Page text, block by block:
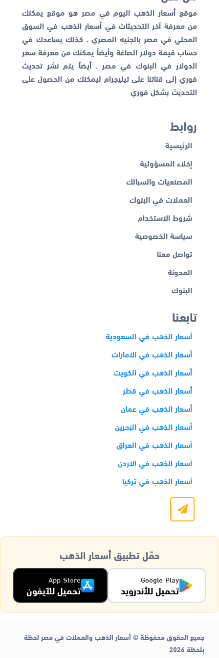
موقع أسعار الذهب اليوم في مصر هو موقع يمكنك
من معرفة آخر التحديثات في أسعار الذهب في السوق
المحلي في مصر بالجنيه المصري . كذلك يساعدك في
حساب قيمة دولار الصاغة وأيضاً يمكنك من معرفة سعر
الدولار في البنوك في مصر . أيضاً يتم نشر تحديث
فوري إلى قناتنا على تيليجرام ليمكنك من الحصول على
التحديث بشكل فوري
روابط
الرئيسية
إخلاء المسؤولية
المصنعيات والسبائك
العملات في البنوك
شروط الاستخدام
سياسة الخصوصية
تواصل معنا
المدونة
البنوك
تابعنا
أسعار الذهب في السعودية
أسعار الذهب في الامارات
أسعار الذهب في الكويت
أسعار الذهب في قطر
أسعار الذهب في عمان
أسعار الذهب في البحرين
أسعار الذهب في العراق
أسعار الذهب في الاردن
أسعار الذهب في تركيا
حمّل تطبيق أسعار الذهب
Google Play
تحميل للأندرويد
App Store
تحميل للآيفون
جميع الحقوق محفوظة © أسعار الذهب والعملات في مصر لحظة
بلحظة 2026